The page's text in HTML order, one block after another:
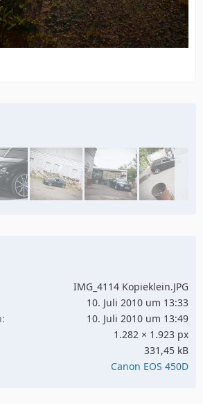
IMG_4114 Kopieklein.JPG
10. Juli 2010 um 13:33
10. Juli 2010 um 13:49
1.282 × 1.923 px
331,45 kB
Canon EOS 450D